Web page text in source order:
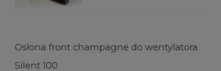
Osłona front champagne do wentylatora
Silent 100